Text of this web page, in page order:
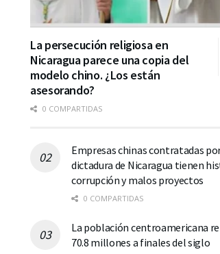
La persecución religiosa en
Nicaragua parece una copia del
modelo chino. ¿Los están
asesorando?
0 COMPARTIDAS
Empresas chinas contratadas
dictadura de Nicaragua tienen
corrupción y malos proyectos
0 COMPARTIDAS
La población centroamericana
70.8 millones a finales del siglo